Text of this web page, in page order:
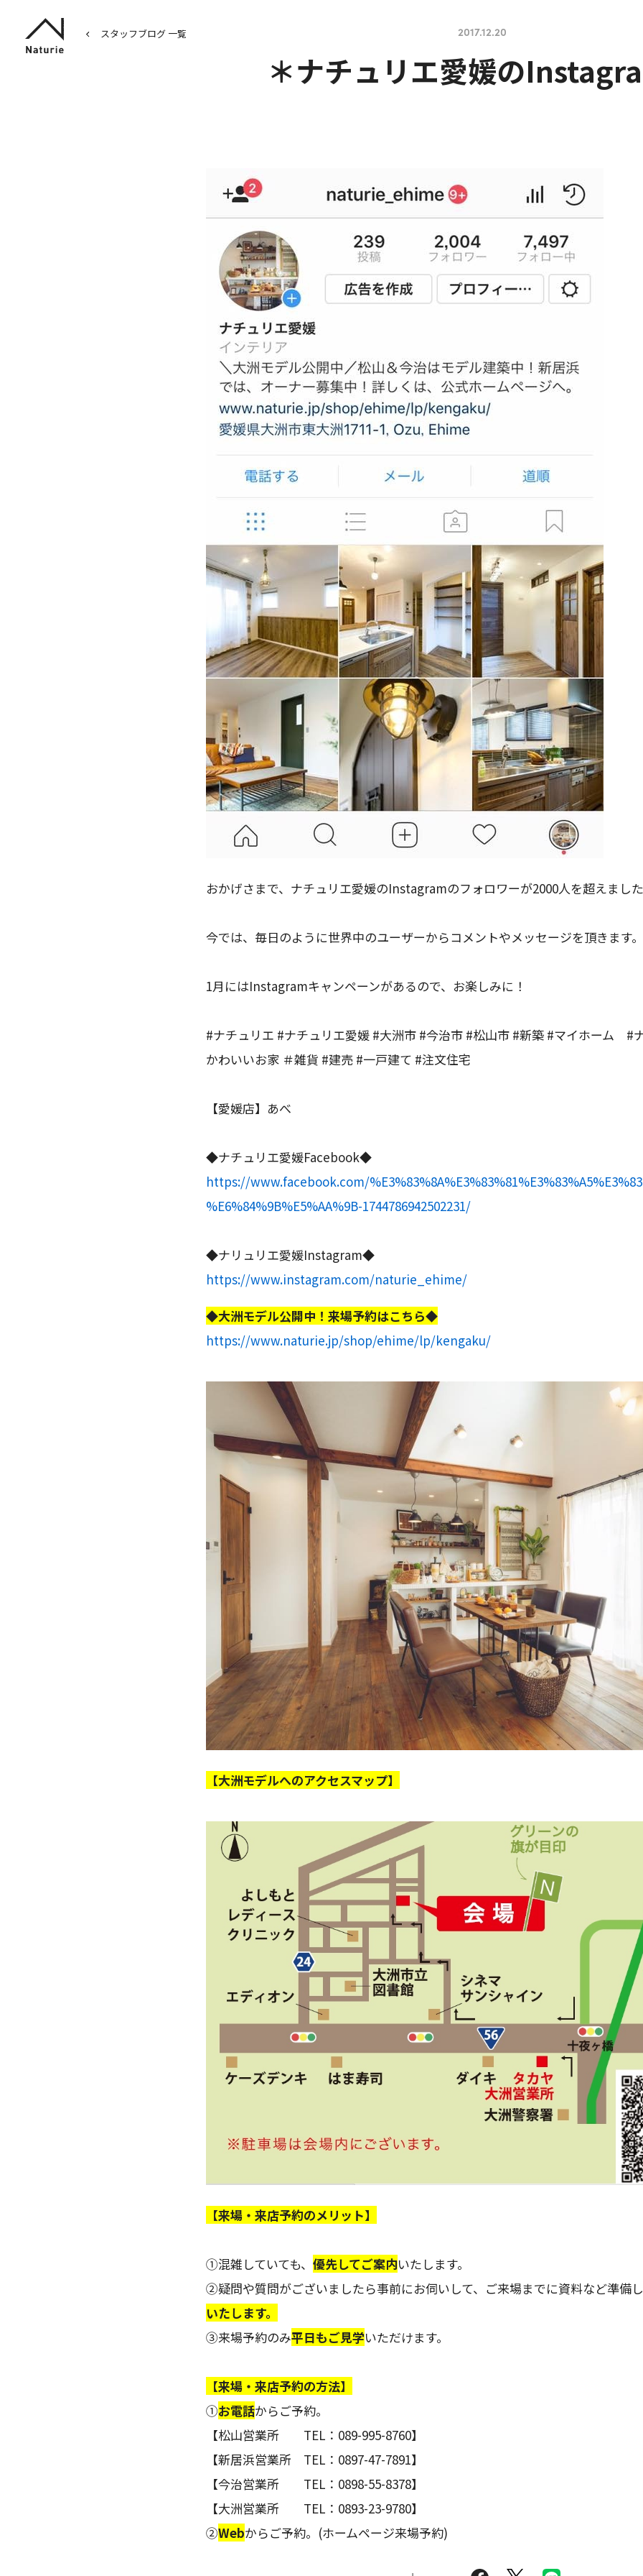
スタッフブログ 一覧 2017.12.20
＊ナチュリエ愛媛の
おかげさまで、ナチュリエ愛媛のInstagramのフォロワーが2000人を超えまし
今では、毎日のように世界中のユーザーからコメントやメッセージを頂きます。
1月にはInstagramキャンペーンがあるので、お楽しみに！
#ナチュリエ #ナチュリエ愛媛 #大洲市 #今治市 #松山市 #新築 #マイホーム #
かわいいお家 ＃雑貨 #建売 #一戸建て #注文住宅
【愛媛店】あべ
◆ナチュリエ愛媛Facebook◆
https://www.facebook.com/
%E6%84%9B%E5%AA%9B-1744786942502231/
◆ナリュリエ愛媛Instagram◆
https://www.instagram.com/naturie_ehime/
◆大洲モデル公開中！来場予約はこちら◆
https://www.naturie.jp/shop/ehime/lp/kengaku/
【大洲モデルへのアクセスマップ】
【来場・来店予約のメリット】
①混雑していても、 優先してご案内いたします。
②疑問や質問がございましたら事前にお伺いして、ご来場までに資料など準備
いたします。
③来場予約のみ平日もご見学いただけます。
【来場・来店予約の方法】
①お電話からご予約。
【松山営業所 TEL：089-995-8760】
【新居浜営業所 TEL：0897-47-7891】
【今治営業所 TEL：0898-55-8378】
【大洲営業所 TEL：0893-23-9780】
②Webからご予約。(ホームページ来場予約)